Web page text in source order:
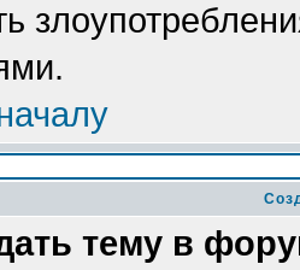
тему в